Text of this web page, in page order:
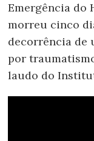
Emergência do
morreu cinco
decorrência de
por
laudo do